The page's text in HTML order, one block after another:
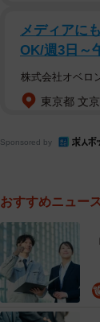
メディアに
OK/週3日～
株式会社オベロ
東京都 文
Sponsored by
おすすめニュース